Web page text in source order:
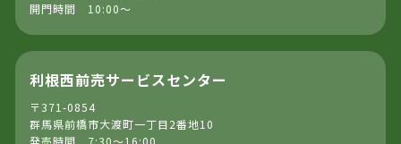
開門時間 10:00～
利根西前売サービスセンター
〒371-0854
群馬県前橋市大渡町一丁目2番地10
発売時間 7:30～16:00